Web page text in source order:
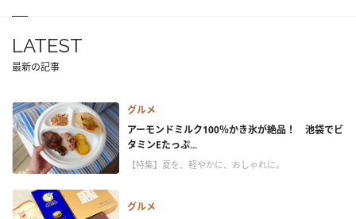
LATEST
最新の記事
グルメ
アーモンドミルク100％かき氷が絶品！ 池袋でビ
タミンEたっぷ...
【特集】夏を、軽やかに、おしゃれに。
グルメ